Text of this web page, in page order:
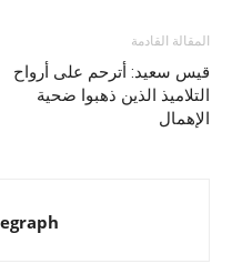
المقالة القادمة
قيس سعيد: أترحم على أرواح
التلاميذ الذين ذهبوا ضحية
الإهمال